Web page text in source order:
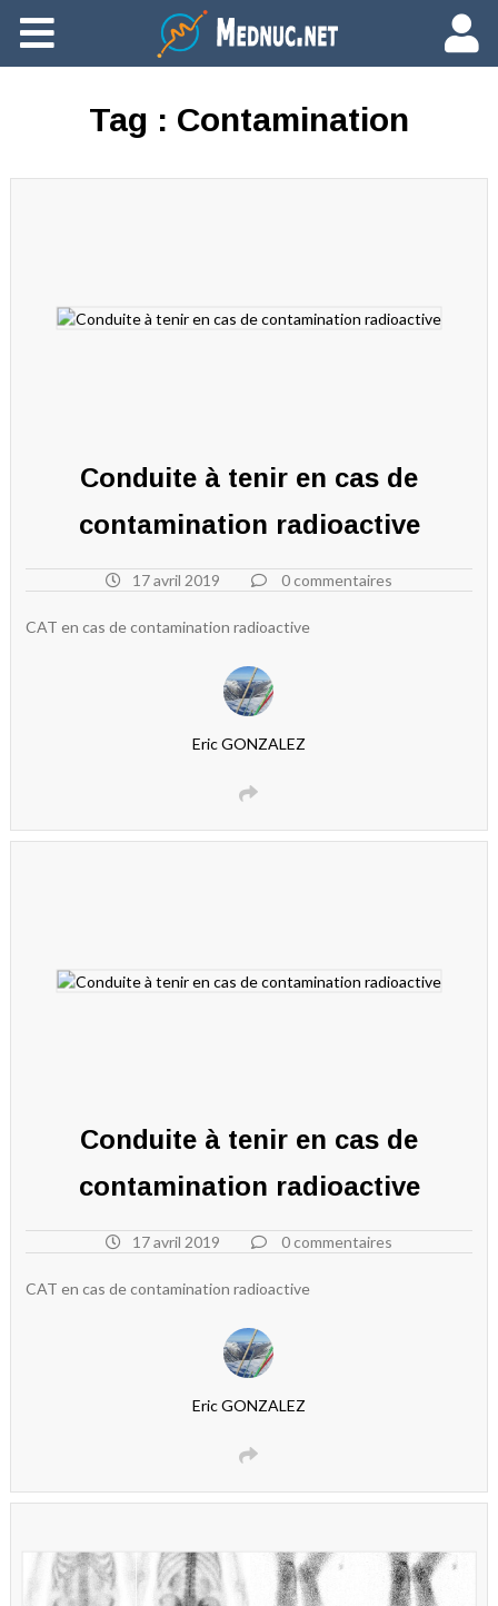
Ajouter du contenu
Tag : Contamination
Conduite à tenir en cas de
contamination radioactive
17 avril 2019 0 commentaires
CAT en cas de contamination radioactive
Eric GONZALEZ
Conduite à tenir en cas de
contamination radioactive
17 avril 2019 0 commentaires
CAT en cas de contamination radioactive
Eric GONZALEZ